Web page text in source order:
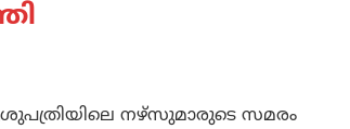
നഴ്‌സുമാരുടെ സമരം